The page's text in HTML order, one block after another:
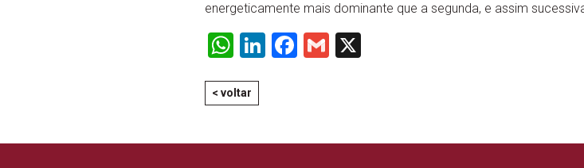
energeticamente mais dominante que a segunda, e assim
WhatsApp
LinkedIn
Facebook
Gmail
X
< voltar